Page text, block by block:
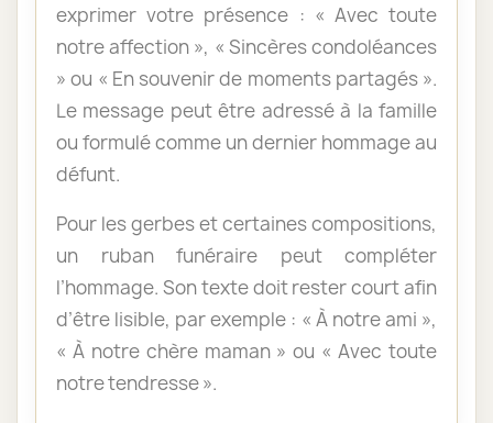
exprimer votre présence : « Avec toute
notre affection », « Sincères condoléances
» ou « En souvenir de moments partagés ».
Le message peut être adressé à la famille
ou formulé comme un dernier hommage au
défunt.
Pour les gerbes et certaines compositions,
un ruban funéraire peut compléter
l’hommage. Son texte doit rester court afin
d’être lisible, par exemple : « À notre ami »,
« À notre chère maman » ou « Avec toute
notre tendresse ».